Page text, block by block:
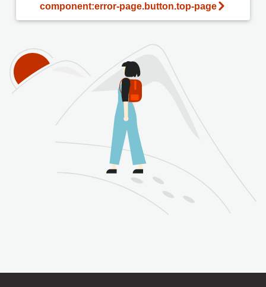
component:error-page.button.top-page